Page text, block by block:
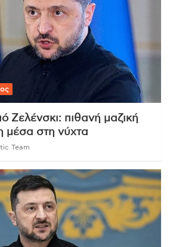
Ζελένσκι: πιθανή μαζική
μέσα στη νύχτα
Team